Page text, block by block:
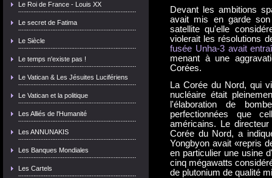
Le Roi de France - Louis XX
Le secret de Fatima
Le Siècle
Le temps n'existe pas !
Le Vatican & Les Jésuites Lucifériens
Le Vatican et la politique
Les Alliés de l'Humanité
Les ANNUNAKIS
Les Banques Mondiales
Les Cartels
Devant les ambitions
avait mis en garde
satellite qu'elle
violerait les résolutions
fusée Unha-3 avait
menant à une
Corées.
La Corée du Nord, qui
nucléaire était
l'élaboration de
perfectionnées que
américains. Le
Corée du Nord, a
Yongbyon avait «repris
en particulier une usine
cinq mégawatts
de plutonium de qualité